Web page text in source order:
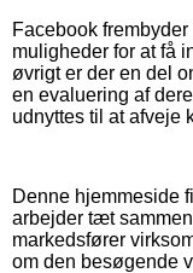
Facebook
muligheder for at få
øvrigt er der en del
en evaluering af
udnyttes til at afveje
Denne hjemmeside
arbejder tæt
markedsfører
om den besøgende